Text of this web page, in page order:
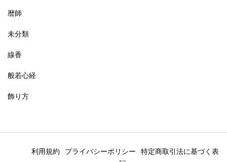
暦師
未分類
線香
般若心経
飾り方
利用規約 プライバシーポリシー
特定商取引法に基づく表